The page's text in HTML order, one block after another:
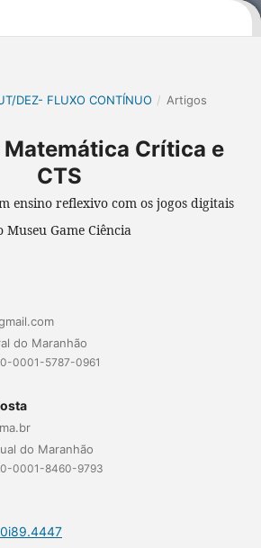
DEZ- FLUXO CONTÍNUO / Artigos
Matemática Crítica e
CTS
ensino reflexivo com os jogos digitais
Museu Game Ciência
do Maranhão
0001-5787-0961
do Maranhão
0001-8460-9793